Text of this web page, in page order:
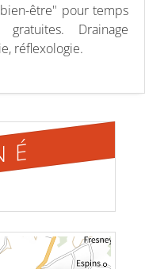
être" pour temps
Drainage
réflexologie.